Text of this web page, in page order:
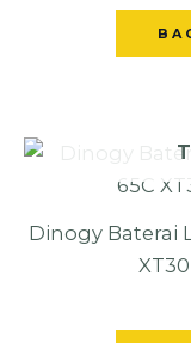
Dinogy Baterai